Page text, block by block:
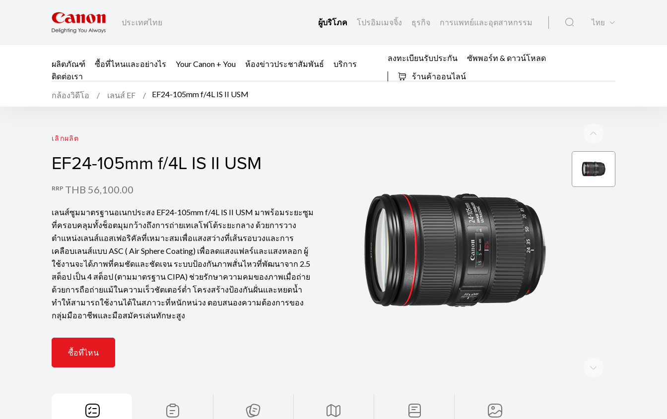
ประเทศไทย ผู้บริโภค โปรอิมเมจจิ้ง ธุรกิจ การแพทย์และอุตสาหกรรม ไทย
ผลิตภัณฑ์ ซื้อที่ไหนและอย่างไร Your Canon + You ห้องข่าวประชาสัมพันธ์
บริการ
ติดต่อเรา
ลงทะเบียนรับประกัน
ซัพพอร์ท & ดาวน์โหลด
ร้านค้าออนไลน์
กล้องวิดีโอ เลนส์ EF EF24-105mm f/4L IS II USM
EF24-105mm f/4L IS II USM
เลิกผลิต
EF24-105mm f/4L IS II USM
RRP THB 56,100.00
เลนส์ซูมมาตรฐานอเนกประสง EF24-105mm f/4L IS II USM มาพร้อมระยะซูม
ที่ครอบคลุมทั้งช็อตมุมกว้างถึงการถ่ายเทเลโฟโต้ระยะกลาง ด้วยการวาง
ตำแหน่งเลนส์แอสเฟอริคัลที่เหมาะสมเพื่อแสงสว่างที่เส้นรอบวงและการ
เคลือบเลนส์แบบ ASC ( Air Sphere Coating) เพื่อลดแสงแฟลร์และแสงหลอก ผู้
ใช้งานจะได้ภาพที่คมชัดและชัดเจน ระบบป้องกันภาพสั่นไหวที่พัฒนาจาก 2.5
สต็อป เป็น 4 สต็อป (ตามมาตรฐาน CIPA) ช่วยรักษาความคมของภาพเมื่อถ่าย
ด้วยการถือถ่ายแม้ในความเร็วชัตเตอร์ต่ำ โครงสร้างป้องกันฝั่นและหยดน้ำ
ทำให้สามารถใช้งานได้ในสภาวะที่หนักหน่วง ตอบสนองความต้องการของ
กลุ่มมืออาชีพและมือสมัครเล่นทักษะสูง
ซื้อที่ไหน